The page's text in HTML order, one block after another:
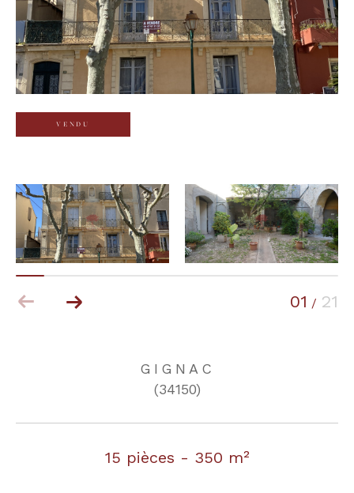
VENDU
01 / 21
GIGNAC
(34150)
15 pièces - 350 m²
Surface
Surface
Pièces
Référence
AFFINER LES CRITÈRES
TERRASSE PARKING PISCINE
RECHERCHER